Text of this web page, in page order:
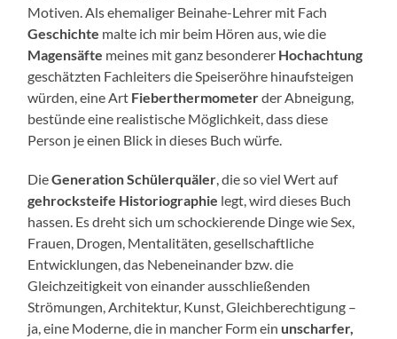
Motiven. Als ehemaliger Beinahe-Lehrer mit Fach
Geschichte malte ich mir beim Hören aus, wie die
Magensäfte meines mit ganz besonderer Hochachtung
geschätzten Fachleiters die Speiseröhre hinaufsteigen
würden, eine Art Fieberthermometerder Abneigung,
bestünde eine realistische Möglichkeit, dass diese
Person je einen Blick in dieses Buch würfe.
DieGeneration Schülerquäler , die so viel Wert auf
gehrocksteife Historiographie legt, wird dieses Buch
hassen. Es dreht sich um schockierende Dinge wie Sex,
Frauen, Drogen, Mentalitäten, gesellschaftliche
Entwicklungen, das Nebeneinander bzw. die
Gleichzeitigkeit von einander ausschließenden
Strömungen, Architektur, Kunst, Gleichberechtigung –
ja, eine Moderne, die in mancher Form ein unscharfer,